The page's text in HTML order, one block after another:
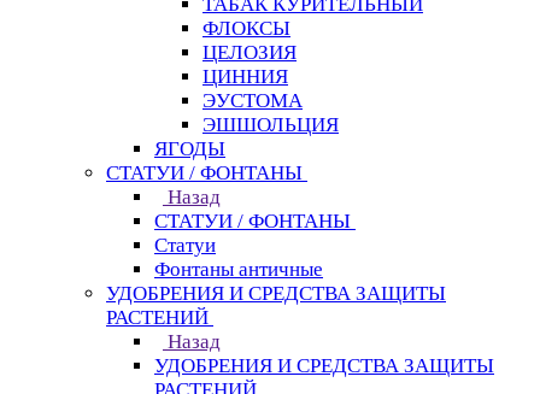
ФЛОКСЫ
ЦЕЛОЗИЯ
ЦИННИЯ
ЭУСТОМА
ЭШШОЛЬЦИЯ
ЯГОДЫ
СТАТУИ / ФОНТАНЫ
Назад
СТАТУИ / ФОНТАНЫ
Статуи
Фонтаны античные
УДОБРЕНИЯ И СРЕДСТВА ЗАЩИТЫ
РАСТЕНИЙ
Назад
УДОБРЕНИЯ И СРЕДСТВА ЗАЩИТЫ